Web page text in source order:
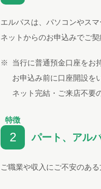
エルパスは、パソコンやス
ネットからのお申込みでご
当行に普通預金口座をお
お申込み前に口座開設を
ネット完結・ご来店不要
特徴
2 パート、アル
ご職業や収入にご不安のあ